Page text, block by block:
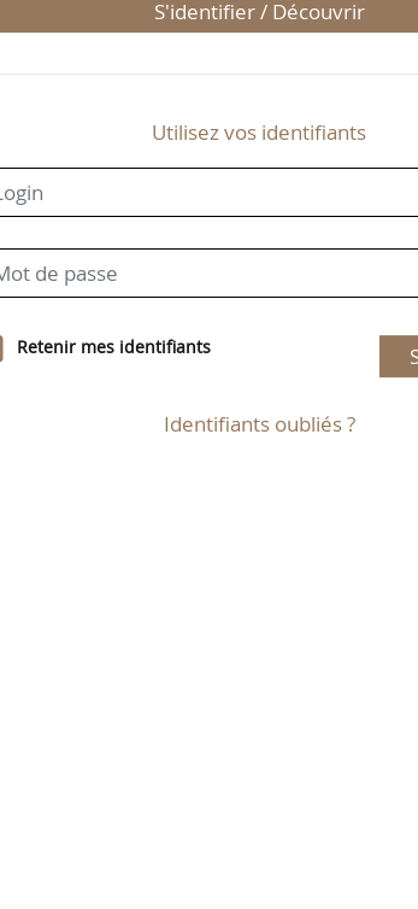
S'identifier / Découvrir
Utilisez vos identifiants
Retenir mes identifiants
Identifiants oubliés ?